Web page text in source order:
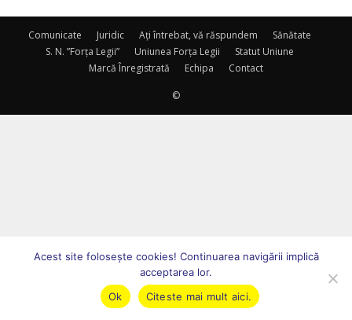
Comunicate Juridic Ați întrebat, vă răspundem
Sănătate
S. N. ”Forța Legii”
Uniunea Forța Legii
Statut Uniune
Marcă Înregistrată
Echipa Contact
©
Acest site foloseşte cookies! Continuarea navigării implică
acceptarea lor.
Ok
Citeste mai mult aici.